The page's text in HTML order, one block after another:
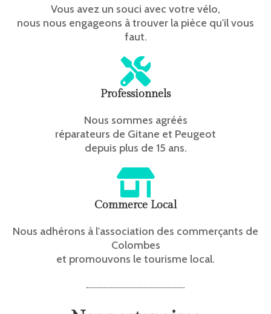
Vous avez un souci avec votre vélo,
nous nous engageons à trouver la pièce qu'il vous
faut.
Professionnels
Nous sommes agréés
réparateurs de Gitane et Peugeot
depuis plus de 15 ans.
Commerce Local
Nous adhérons à l'association des commerçants de
Colombes
et promouvons le tourisme local.